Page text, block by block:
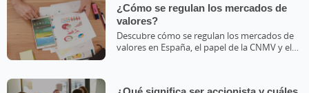
¿Cómo se regulan los mercados de
valores?
Descubre cómo se regulan los mercados de
valores en España, el papel de la CNMV y el